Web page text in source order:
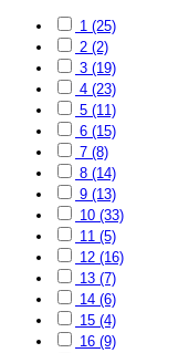
1 (25)
2 (2)
3 (19)
4 (23)
5 (11)
6 (15)
7 (8)
8 (14)
9 (13)
10 (33)
11 (5)
12 (16)
13 (7)
14 (6)
15 (4)
16 (9)